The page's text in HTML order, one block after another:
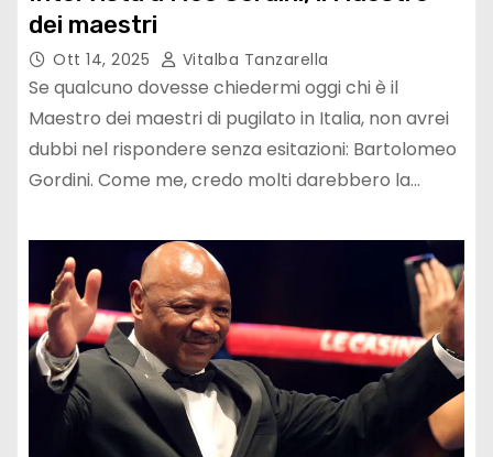
dei maestri
Ott 14, 2025 Vitalba Tanzarella
Se qualcuno dovesse chiedermi oggi chi è il
Maestro dei maestri di pugilato in Italia, non avrei
dubbi nel rispondere senza esitazioni: Bartolomeo
Gordini. Come me, credo molti darebbero la…